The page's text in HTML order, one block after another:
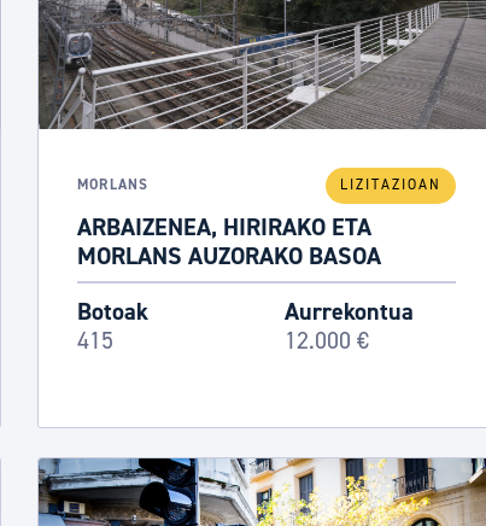
MORLANS LIZITAZIOAN
ARBAIZENEA, HIRIRAKO ETA
MORLANS AUZORAKO BASOA
Botoak
415
Aurrekontua
12.000 €